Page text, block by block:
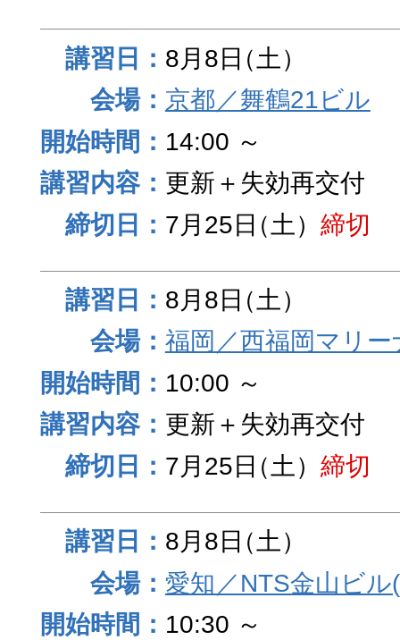
8月8日（土）
京都／舞鶴21ビル
14:00 ～
更新＋失効再交付
7月25日（土） 締切
8月8日（土）
福岡／西福岡マリ
10:00 ～
更新＋失効再交付
7月25日（土） 締切
8月8日（土）
愛知／NTS金山ビ
10:30 ～